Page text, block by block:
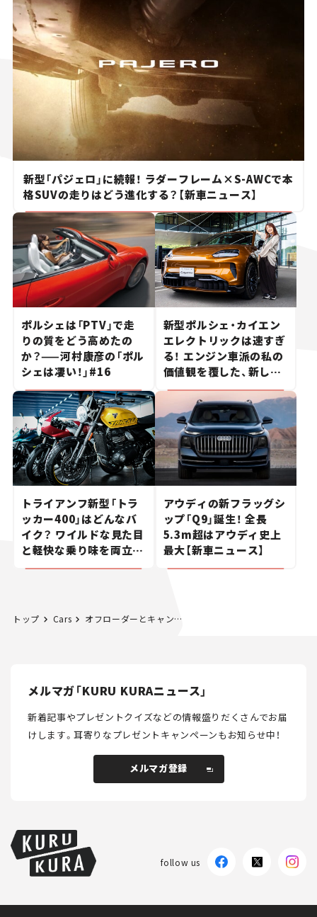
新型「パジェロ」に続報！ ラダーフレーム×S-AWCで本
格SUVの走りはどう進化する？【新車ニュース】
ポルシェは「PTV」で走
りの質をどう高めたの
か？——河村康彦の「ポル
シェは凄い！」#16
新型ポルシェ・カイエン
エレクトリックは速すぎ
る！ エンジン車派の私の
価値観を覆した、新しい
ポルシェの走り。
トライアンフ新型「トラ
ッカー400」はどんなバ
イク？ ワイルドな見た目
と軽快な乗り味を両立し
た400ccフラットトラッ
アウディの新フラッグシ
ップ「Q9」誕生！ 全長
5.3m超はアウディ史上
最大【新車ニュース】
トップ Cars オフローダーとキャンピングカーのイイとこ取り！ クルマと暮らす理想のライフスタイルとは？
メルマガ「KURU KURAニュース」
新着記事やプレゼントクイズなどの情報盛りだくさんでお届
けします。耳寄りなプレゼントキャンペーンもお知らせ中！
メルマガ登録
follow us